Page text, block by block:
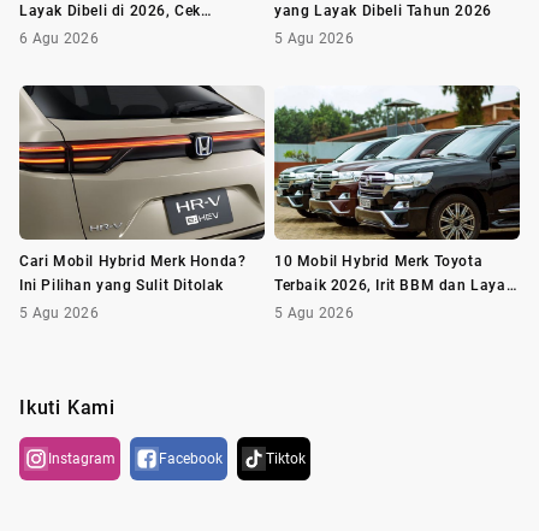
Layak Dibeli di 2026, Cek
Daftarnya!
6 Agu 2026
yang Layak Dibeli Tahun 2026
5 Agu 2026
Cari Mobil Hybrid Merk Honda?
Ini Pilihan yang Sulit Ditolak
5 Agu 2026
10 Mobil Hybrid Merk Toyota
Terbaik 2026, Irit BBM dan Layak
Dibeli
5 Agu 2026
Ikuti Kami
Instagram Facebook Tiktok